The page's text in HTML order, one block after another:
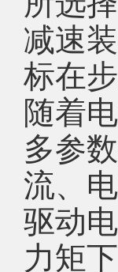
减速
标在
随着
多参
流、
驱动
力矩